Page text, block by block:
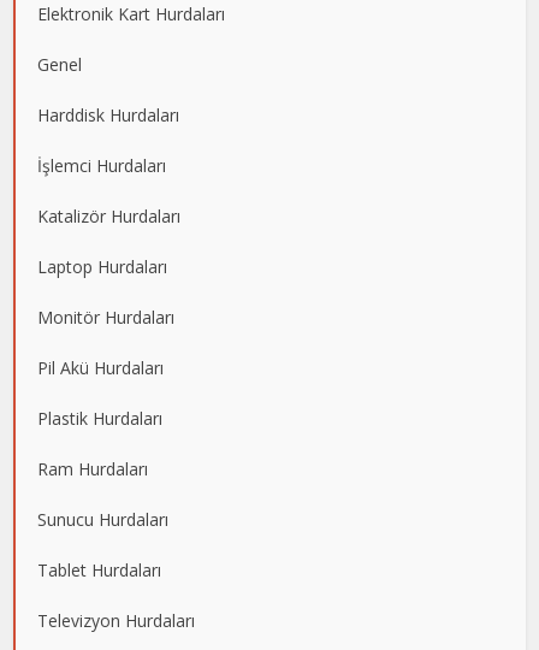
Elektronik Kart Hurdaları
Genel
Harddisk Hurdaları
İşlemci Hurdaları
Katalizör Hurdaları
Laptop Hurdaları
Monitör Hurdaları
Pil Akü Hurdaları
Plastik Hurdaları
Ram Hurdaları
Sunucu Hurdaları
Tablet Hurdaları
Televizyon Hurdaları